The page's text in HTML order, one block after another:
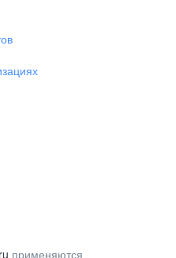
применяются